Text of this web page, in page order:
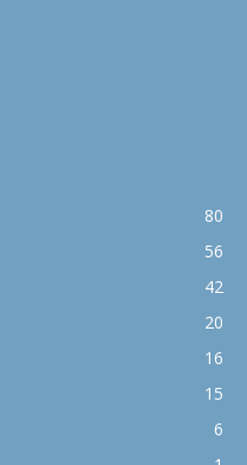
80
56
42
20
16
15
6